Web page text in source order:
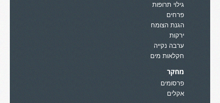
גילוי תרופות
פרחים
הגנת הצומח
ירקות
ערבה נקייה
חקלאות מים
מחקר
פרסומים
אקלים